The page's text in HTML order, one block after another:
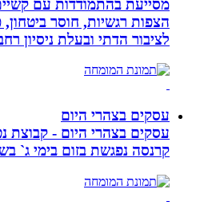
מסייעת בהתמודדות עם קשיים
הצפות רגשיות, חוסר ביטחון, פחד
לציבור הדתי ובעלת ניסיון רחב עם
עסקים בצהרי היום
עסקים בצהרי היום - קבוצת
קרנסה נפגשת בזום בימי ג` בשעה 1300